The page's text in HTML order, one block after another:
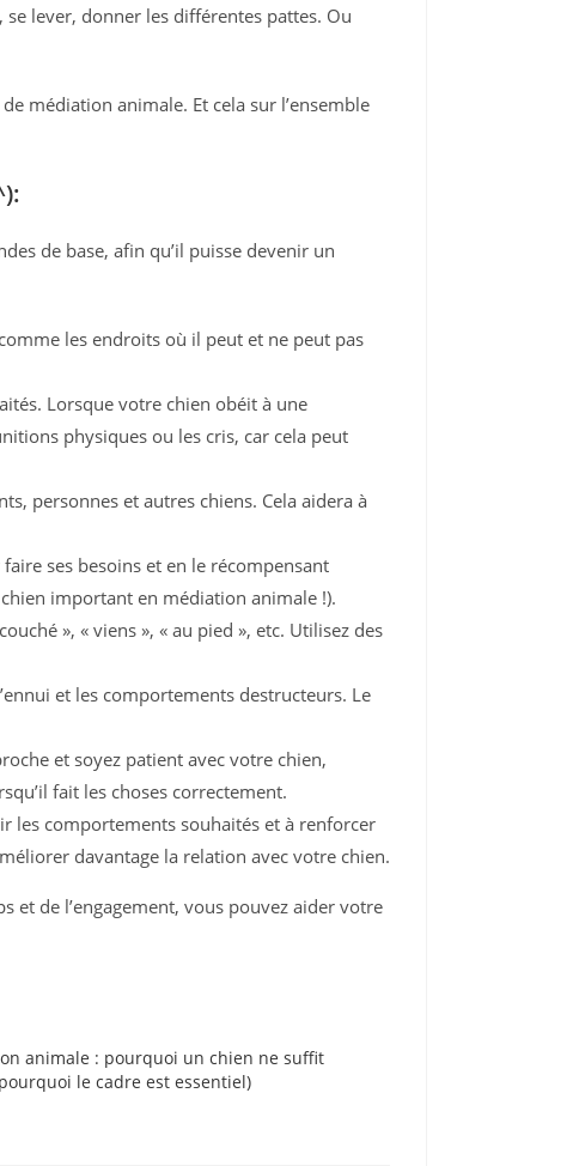
lever, donner les différentes pattes. Ou
de médiation animale. Et cela sur l’ensemble
de base, afin qu’il puisse devenir un
les endroits où il peut et ne peut pas
Lorsque votre chien obéit à une
physiques ou les cris, car cela peut
personnes et autres chiens. Cela aidera à
ses besoins et en le récompensant
important en médiation animale !).
», « viens », « au pied », etc. Utilisez des
et les comportements destructeurs. Le
et soyez patient avec votre chien,
fait les choses correctement.
les comportements souhaités et à renforcer
davantage la relation avec votre chien.
et de l’engagement, vous pouvez aider votre
animale : pourquoi un chien ne suffit
le cadre est essentiel)